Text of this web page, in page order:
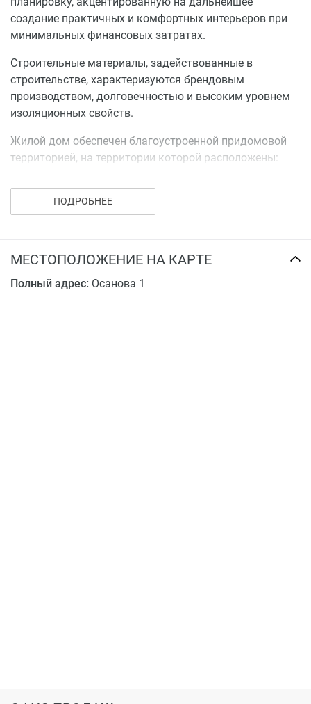
потолок: заделка и перетирка рустов (без
перетирки потолков),
звукоизол.прослойке из мелкого керамзита ,
цементно-песчаная стяжка (сан.узлы, лоджии),
штукатурка откосов окон,
входные металлические штампованные двери с
дверей).
устройство сетей электроснабжения,
пожарно-охранная автономная сигнализация,
выключатели, дверные звонки, домофон.
Благоустройство придомовой территории:
создание практичных и комфортных интерьеров при
минимальных финансовых затратах.
Строительные материалы, задействованные в
строительстве, характеризуются брендовым
производством, долговечностью и высоким уровнем
изоляционных свойств.
Жилой дом обеспечен благоустроенной придомовой
территорией, на территории которой расположены:
детская площадка.
ПОДРОБНЕЕ
МЕСТОПОЛОЖЕНИЕ НА КАРТЕ
Полный адрес: Осанова 1